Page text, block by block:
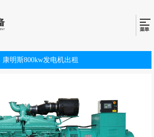
康明斯800kw发电机出租